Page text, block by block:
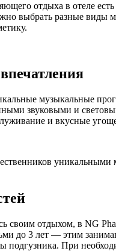
отдыха в отеле
выбрать разные виды
музыкальные
звуковыми и
и вкусные
своим отдыхом, в NG
до 3 лет — этим
подгузника. При